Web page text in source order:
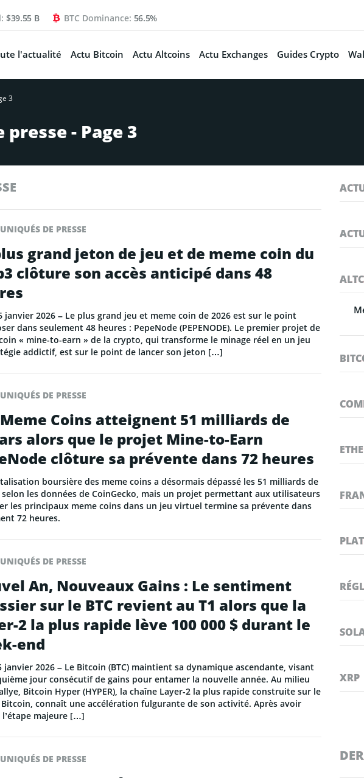
$39.55 B BTC Dominance: 56.5%
l'actualité Actu Bitcoin Actu Altcoins Actu Exchanges Guides Crypto
3
- Page 3
DE PRESSE
grand jeton de jeu et de meme coin du
clôture son accès anticipé dans 48
janvier 2026 – Le plus grand jeu et meme coin de 2026 est sur le point
dans seulement 48 heures : PepeNode (PEPENODE). Le premier projet de
« mine-to-earn » de la crypto, qui transforme le minage réel en un jeu
addictif, est sur le point de lancer son jeton […]
DE PRESSE
Coins atteignent 51 milliards de
alors que le projet Mine-to-Earn
clôture sa prévente dans 72 heures
boursière des meme coins a désormais dépassé les 51 milliards de
les données de CoinGecko, mais un projet permettant aux utilisateurs
les principaux meme coins dans un jeu virtuel termine sa prévente dans
72 heures.
DE PRESSE
An, Nouveaux Gains : Le sentiment
sur le BTC revient au T1 alors que la
2 la plus rapide lève 100 000 $ durant le
end
janvier 2026 – Le Bitcoin (BTC) maintient sa dynamique ascendante, visant
jour consécutif de gains pour entamer la nouvelle année. Au milieu
Bitcoin Hyper (HYPER), la chaîne Layer-2 la plus rapide construite sur le
Bitcoin, connaît une accélération fulgurante de son activité. Après avoir
majeure […]
DE PRESSE
XRP